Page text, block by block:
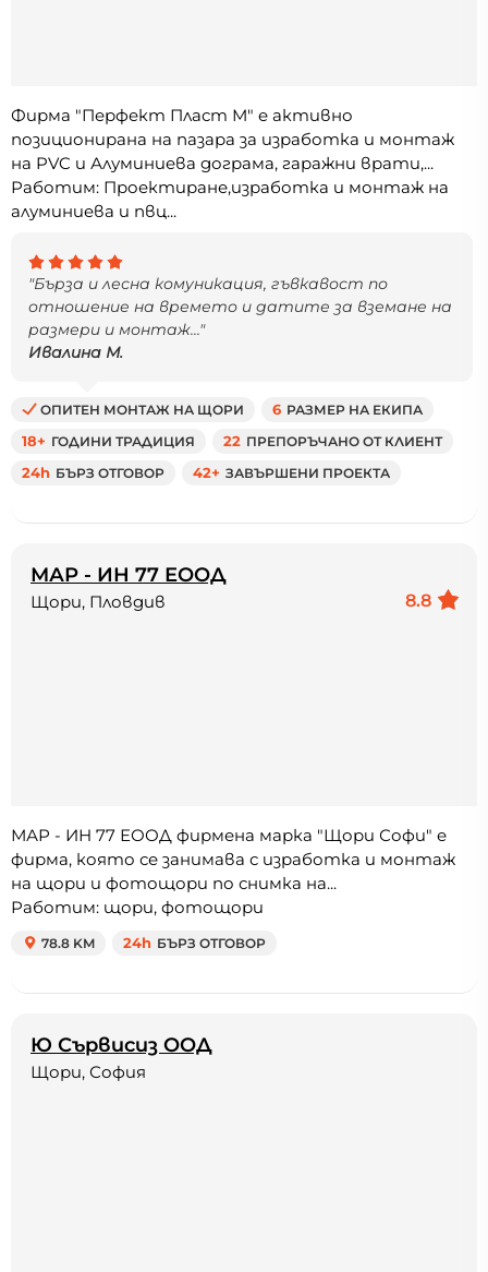
Фирма "Перфект Пласт М" е активно
позиционирана на пазара за изработка и монтаж
на PVC и Алуминиева дограма, гаражни врати,...
Работим: Проектиране,изработка и монтаж на
алуминиева и пвц...
"Бърза и лесна комуникация, гъвкавост по
отношение на времето и датите за вземане на
размери и монтаж..."
Ивалина М.
ОПИТЕН МОНТАЖ НА ЩОРИ 6 РАЗМЕР НА ЕКИПА
18+ ГОДИНИ ТРАДИЦИЯ 22 ПРЕПОРЪЧАНО ОТ КЛИЕНТ
24h БЪРЗ ОТГОВОР 42+ ЗАВЪРШЕНИ ПРОЕКТА
МАР - ИН 77 ЕООД
8.8
Щори, Пловдив
МАР - ИН 77 ЕООД фирмена марка "Щори Софи" е
фирма, която се занимава с изработка и монтаж
на щори и фотощори по снимка на...
Работим: щори, фотощори
78.8 KM 24h БЪРЗ ОТГОВОР
Ю Сървисиз OOД
Щори, София